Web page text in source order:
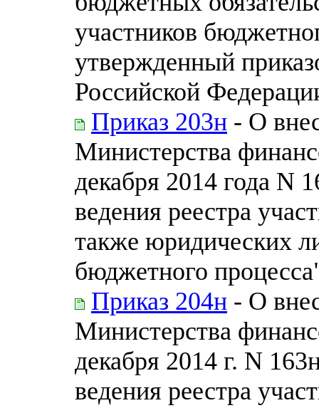
участников
утвержденный
Российской
Приказ 203н - О
Министерства
декабря 2014 года N
ведения реестра
также юридических
бюджетного
Приказ 204н - О
Министерства
декабря 2014 г. N
ведения реестра